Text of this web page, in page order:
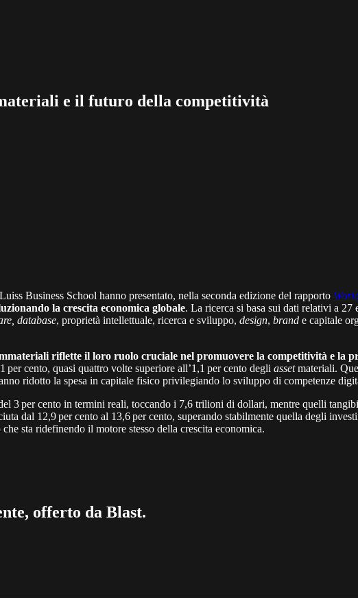
e il futuro della competitività
Business School hanno presentato, nella seconda edizione del rapporto
la crescita economica globale. La ricerca si basa sui dati relativi a
database, proprietà intellettuale, ricerca e sviluppo, design, brand e capitale
riflette il loro ruolo cruciale nel promuovere la competitività e la
cento, quasi quattro volte superiore all’1,1 per cento degli assetmateriali.
ridotto la spesa in capitale fisico privilegiando lo sviluppo di competenze
3 per cento in termini reali, toccando i 7,6 trilioni di dollari, mentre quelli
dal 12,9 per cento al 13,6 per cento, superando stabilmente quella degli
sta ridefinendo il motore stesso della crescita economica.
offerto da Blast.